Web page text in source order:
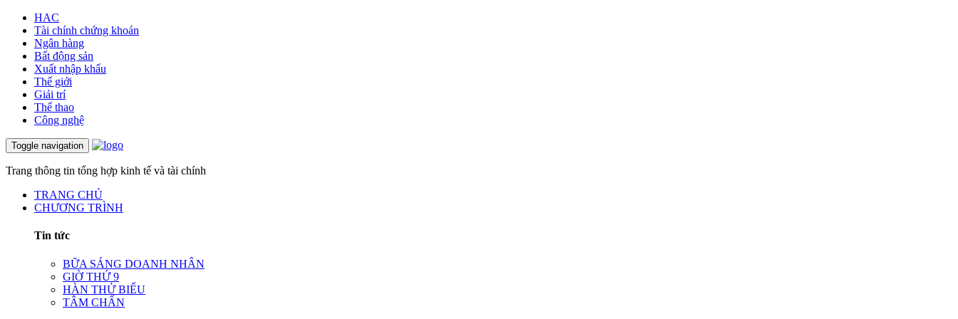
HAC
Tài chính chứng khoán
Ngân hàng
Bất động sản
Xuất nhập khẩu
Thế giới
Giải trí
Thể thao
Công nghệ
Toggle navigation
Trang thông tin tổng hợp kinh tế và tài chính
TRANG CHỦ
CHƯƠNG TRÌNH
Tin tức
BỮA SÁNG DOANH NHÂN
GIỜ THỨ 9
HÀN THỬ BIỂU
TÂM CHẤN